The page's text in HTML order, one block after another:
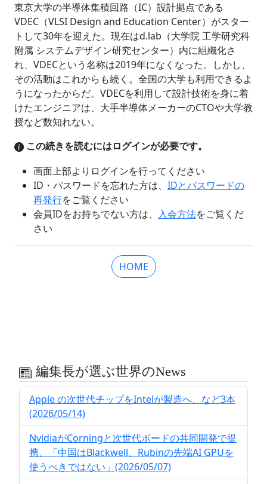
東京大学の半導体集積回路（IC）設計拠点である
VDEC（VLSI Design and Education Center）がスター
トして30年を迎えた。現在はd.lab（大学院 工学研究科
附属 システムデザイン研究センター）内に組織化さ
れ、VDECという名称は2019年になくなった。しかし、
その活動はこれからも続く。全国の大学も利用できるよ
うになったからだ。VDECを利用して設計技術を身に着
けたエンジニアは、大手半導体メーカーのCTOや大学教
授など数知れない。
この続きを読むにはログインが必要です。
画面上部よりログインを行ってください
ID・パスワードを忘れた方は、 IDとパスワードの
再発行をご覧ください
会員IDをお持ちでない方は、 入会方法をご覧くだ
さい
HOME
編集長が選ぶ世界のNews
Apple の次世代チップをIntelが製造へ、など3本
(2026/05/14)
NvidiaがCorningと次世代ボードの共同開発で提
携、「中国はBlackwell、Rubinの先端AI GPUを
使うべきではない」(2026/05/07)